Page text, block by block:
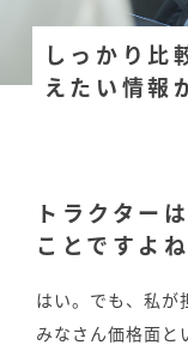
しっかり比
えたい情報
トラクター
ことですよね
はい。でも、私が
みなさん価格面と